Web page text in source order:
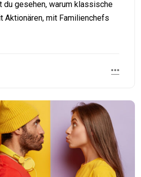
du gesehen, warum klassische
Aktionären, mit Familienchefs